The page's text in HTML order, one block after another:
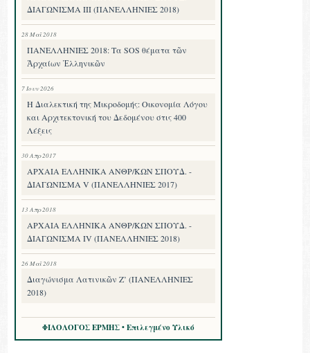
ΔΙΑΓΩΝΙΣΜΑ III (ΠΑΝΕΛΛΗΝΙΕΣ 2018)
28 Μαΐ 2018
ΠΑΝΕΛΛΗΝΙΕΣ 2018: Τα SOS θέματα τῶν
Ἀρχαίων Ἑλληνικῶν
7 Ιουν 2026
Η Διαλεκτική της Μικροδομής: Οικονομία Λόγου
και Αρχιτεκτονική του Δεδομένου στις 400
Λέξεις
30 Απρ 2017
ΑΡΧΑΙΑ ΕΛΛΗΝΙΚΑ ΑΝΘΡ/ΚΩΝ ΣΠΟΥΔ. -
ΔΙΑΓΩΝΙΣΜΑ V (ΠΑΝΕΛΛΗΝΙΕΣ 2017)
13 Απρ 2018
ΑΡΧΑΙΑ ΕΛΛΗΝΙΚΑ ΑΝΘΡ/ΚΩΝ ΣΠΟΥΔ. -
ΔΙΑΓΩΝΙΣΜΑ IV (ΠΑΝΕΛΛΗΝΙΕΣ 2018)
26 Μαΐ 2018
Διαγώνισμα Λατινικῶν Ζ’ (ΠΑΝΕΛΛΗΝΙΕΣ
2018)
ΦΙΛΟΛΟΓΟΣ ΕΡΜΗΣ • Επιλεγμένο Υλικό